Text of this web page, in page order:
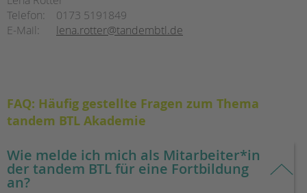
Telefon:
0173 5191849
E-Mail:
lena.rotter@tandembtl.de
FAQ: Häufig gestellte Fragen zum Thema
tandem BTL Akademie
Wie melde ich mich als Mitarbeiter*in
der tandem BTL für eine Fortbildung
an?